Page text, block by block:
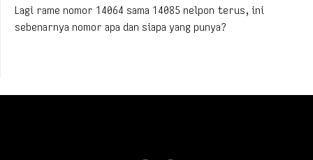
Lagi rame nomor 14064 sama 14085 nelpon terus, ini
sebenarnya nomor apa dan siapa yang punya?